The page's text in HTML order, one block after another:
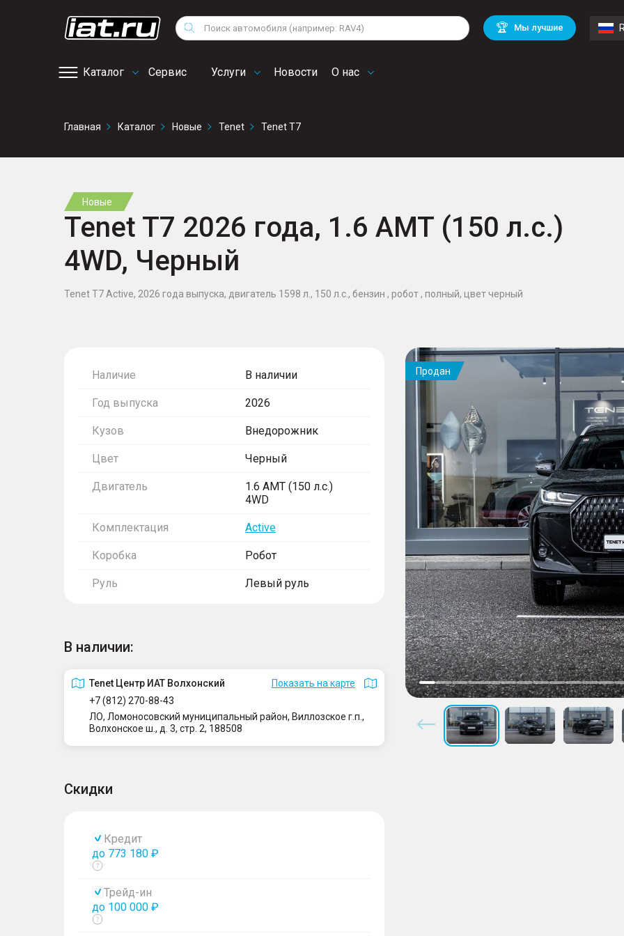
Поиск 🏆 Мы лучшие
Каталог Сервис
сервис
Услуги Новости О нас
Снегоходы
Квадроциклы
Volkswagen
Mitsubishi
BMW
Audi
Chevrolet
Volvo
Главная Каталог Новые Tenet Tenet T7
Новые
Tenet T7 2026 года, 1.6 AMT (150 л.с.)
4WD, Черный
Tenet T7 Active, 2026 года выпуска, двигатель 1598 л., 150 л.с., бензин , робот , полный, цвет черный
Наличие В наличии
Год выпуска 2026
Кузов Внедорожник
Цвет Черный
Двигатель
1.6 AMT (150 л.с.)
4WD
Комплектация Active
Коробка Робот
Руль Левый руль
В наличии:
Tenet Центр ИАТ Волхонский
Показать на карте
+7 (812) 270-88-43
ЛО, Ломоносовский муниципальный район, Виллозское г.п.,
Волхонское ш., д. 3, стр. 2, 188508
Скидки
Кредит
до 773 180 ₽
Показать
Трейд-ин
до 100 000 ₽
Показать
Продан